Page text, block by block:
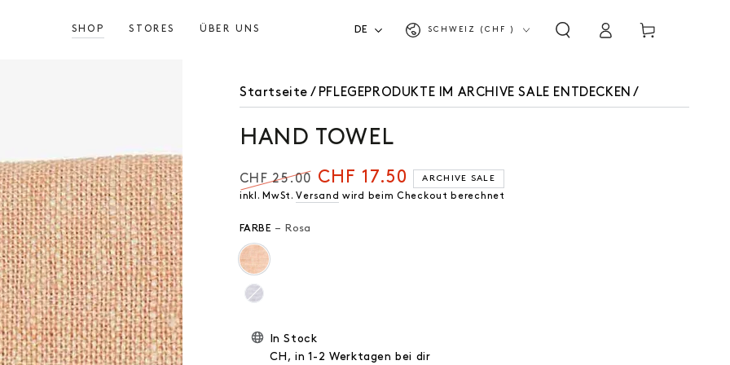
SHOP
STORES ÜBER UNS DE
Land/Region
SCHWEIZ (CHF ) EinloggenWarenkorb
Startseite / PFLEGEPRODUKTE IM ARCHIVE SALE ENTDECKEN /
HAND TOWEL
Regulärer
CHF 25.00
Verkaufspreis
CHF 17.50 ARCHIVE SALE
inkl. MwSt.Versand wird beim Checkout berechnet
FARBE – Rosa
In Stock
CH, in 1-2 Werktagen bei dir